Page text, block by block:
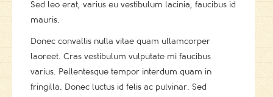
Sed leo erat, varius eu vestibulum lacinia, faucibus id
mauris.
Donec convallis nulla vitae quam ullamcorper
laoreet. Cras vestibulum vulputate mi faucibus
varius. Pellentesque tempor interdum quam in
fringilla. Donec luctus id felis ac pulvinar. Sed